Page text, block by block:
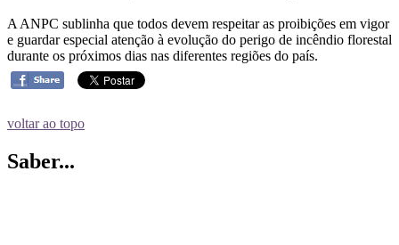
A ANPC sublinha que todos devem respeitar as proibições em vigor
e guardar especial atenção à evolução do perigo de incêndio florestal
durante os próximos dias nas diferentes regiões do país.
voltar ao topo
Saber...